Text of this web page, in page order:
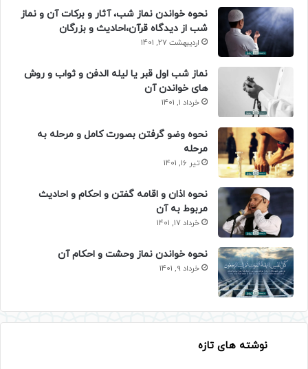
نحوه خواندن نماز شب، آثار و برکات آن و نماز
شب از دیدگاه قرآن،احادیث و بزرگان
اردیبهشت 27, 1401
نماز شب اول قبر یا لیله الدفن و ثواب و روش
های خواندن آن
خرداد 1, 1401
نحوه وضو گرفتن بصورت کامل و مرحله به
مرحله
تیر 16, 1401
نحوه اذان و اقامه گفتن و احکام و احادیث
مربوط به آن
خرداد 17, 1401
نحوه خواندن نماز وحشت و احکام آن
خرداد 9, 1401
نوشته های تازه